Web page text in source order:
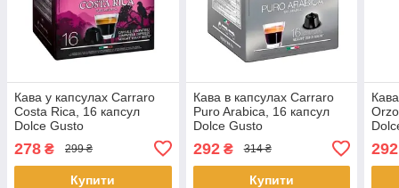
Кава у капсулах Carraro
Costa Rica, 16 капсул
Dolce Gusto
278 ₴ 299 ₴
Купити
Кава в капсулах Carraro
Puro Arabica, 16 капсул
Dolce Gusto
292₴ 314 ₴
Купити
292